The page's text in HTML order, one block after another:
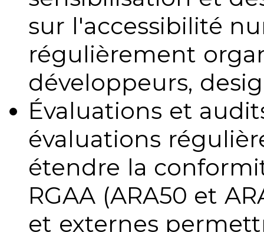
sur l'accessibilité
régulièrement
développeurs,
Évaluations et
évaluations
étendre la
RGAA (ARA50 et
et externes